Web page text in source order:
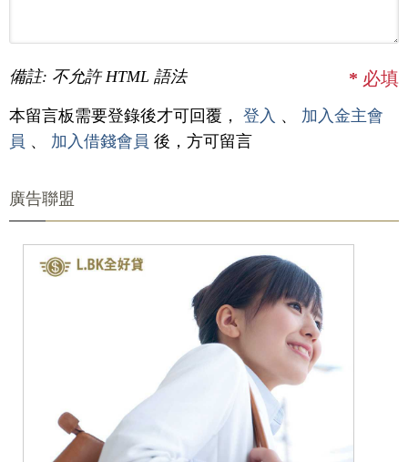
備註: 不允許 HTML 語法 * 必填
本留言板需要登錄後才可回覆， 登入 、 加入金主會
員 、 加入借錢會員 後，方可留言
廣告聯盟